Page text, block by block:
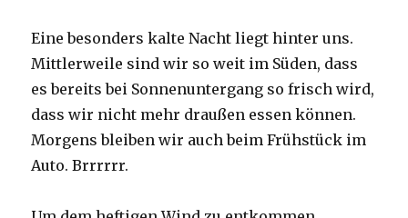
Eine besonders kalte Nacht liegt hinter uns.
Mittlerweile sind wir so weit im Süden, dass
es bereits bei Sonnenuntergang so frisch wird,
dass wir nicht mehr draußen essen können.
Morgens bleiben wir auch beim Frühstück im
Auto. Brrrrrr.